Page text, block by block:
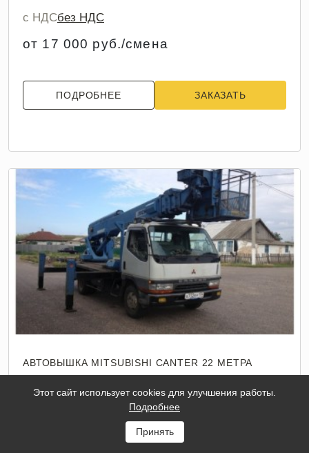
с НДСбез НДС
от 17 000 руб./смена
ПОДРОБНЕЕ ЗАКАЗАТЬ
АВТОВЫШКА MITSUBISHI CANTER 22 МЕТРА
Тип
Шоссейный
Этот сайт использует cookies для улучшения работы.
Подробнее
Принять